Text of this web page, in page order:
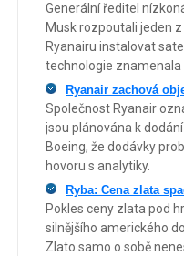
Generální ředitel
Musk rozpoutali jeden
Ryanairu instalovat
technologie
Ryanair zachová
Společnost Ryanair
jsou plánována k
Boeing, že dodávky
hovoru s analytiky.
Ryba: Cena zlata
Pokles ceny zlata pod
silnějšího amerického
Zlato samo o sobě